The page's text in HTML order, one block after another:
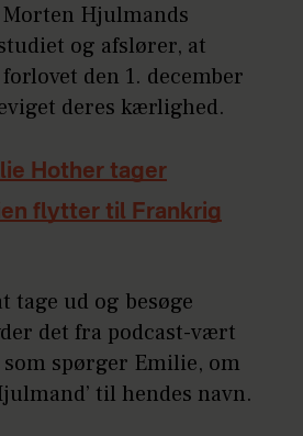
Hjulmands
og afslører, at
den 1. december
deres kærlighed.
Hother tager
flytter til Frankrig
tage ud og besøge
det fra podcast-vært
spørger Emilie, om
til hendes navn.